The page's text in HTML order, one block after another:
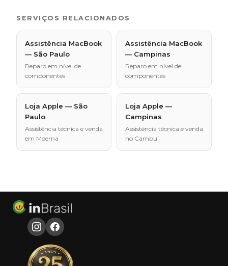
SERVIÇOS RELACIONADOS
Assistência MacBook
— São Paulo
Reparo em nível de
componentes
Assistência MacBook
— Campinas
Reparo em nível de
componentes
Loja Apple — São
Paulo
Assistência técnica e venda
em Moema
Loja Apple —
Campinas
Assistência técnica e venda
no Cambuí